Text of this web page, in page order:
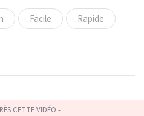
Facile
Rapide
CETTE VIDÉO -